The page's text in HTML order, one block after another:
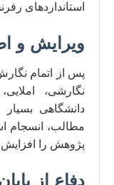
استاندارد‌های
ویرایش و
پس از اتمام
نگارشی،
دانشگاهی
مطالب، انسجام
پژوهش را
دفاع از